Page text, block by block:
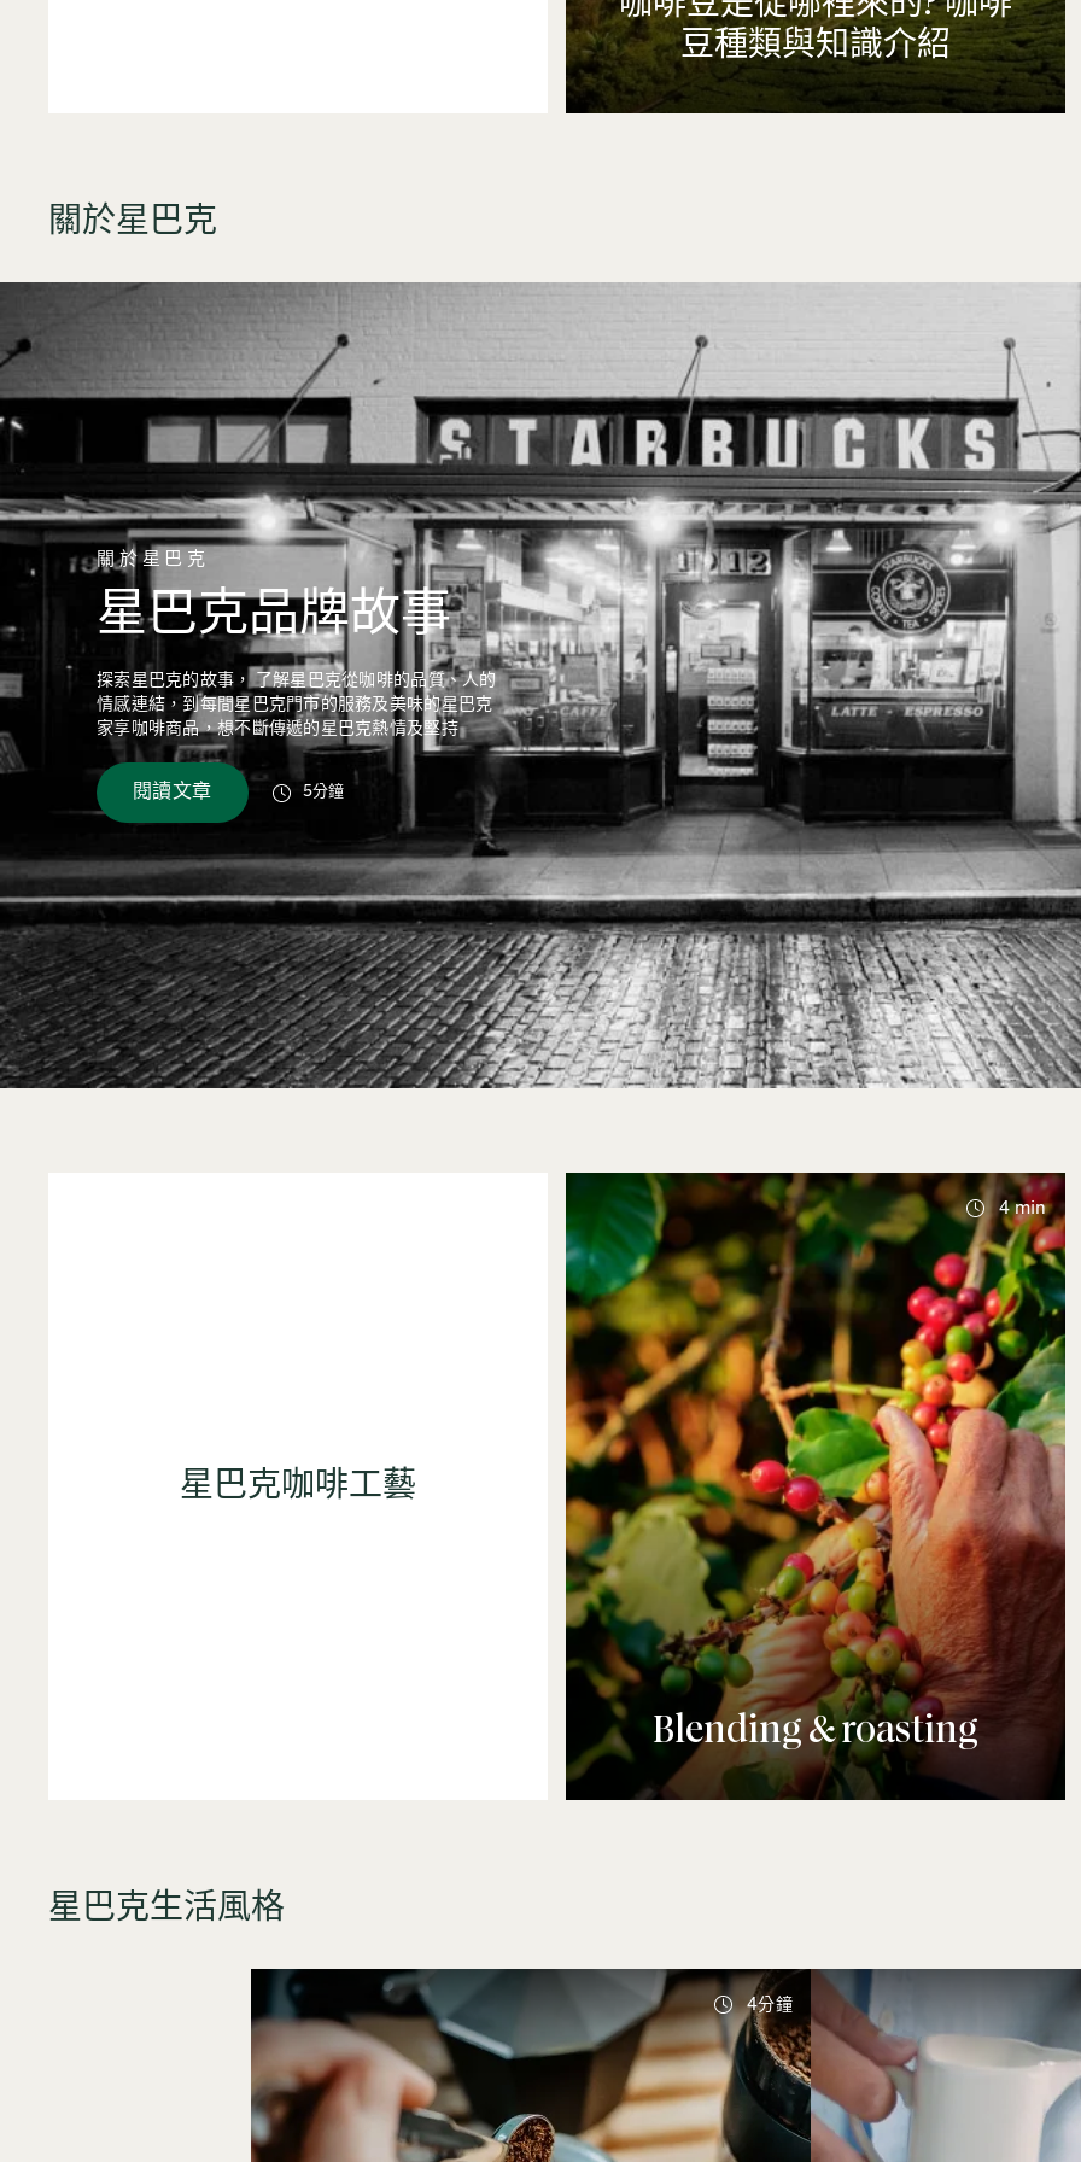
豆種類與知識介紹
關於星巴克
關於星巴克
星巴克品牌故事
探索星巴克的故事， 了解星巴克從咖啡的品質、人的
情感連結，到每間星巴克門市的服務及美味的星巴克
家享咖啡商品，想不斷傳遞的星巴克熱情及堅持
閱讀文章 5分鐘
星巴克咖啡工藝
4 min
Blending & roasting
星巴克生活風格
4分鐘